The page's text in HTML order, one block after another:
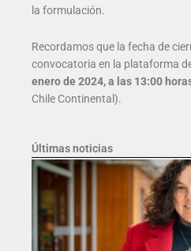
la formulación.
Recordamos que la fecha de
convocatoria en la plataforma de
enero de 2024, a las 13:00
Chile Continental).
Últimas noticias